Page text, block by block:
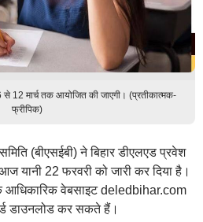
से 12 मार्च तक आयोजित की जाएगी। (प्रतीकात्मक-
फ्रीपिक)
समिति (बीएसईबी) ने बिहार डीएलएड प्रवेश
यानी 22 फरवरी को जारी कर दिया है।
आधिकारिक वेबसाइट deledbihar.com
डाउनलोड कर सकते हैं।